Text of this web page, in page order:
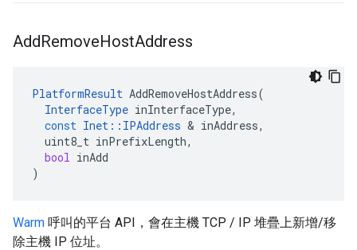
AddRemoveHostAddress
PlatformResult AddRemoveHostAddress(
InterfaceType inInterfaceType,
const Inet :: IPAddress & inAddress,
uint8_t inPrefixLength,
bool inAdd
)
Warm 呼叫的平台 API，會在主機 TCP / IP 堆疊上新增/移
除主機 IP 位址。